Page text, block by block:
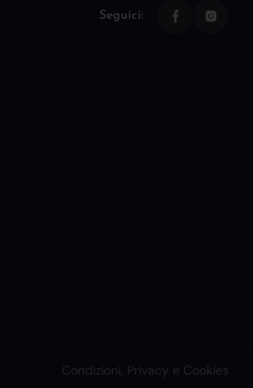
Seguici:
Condizioni, Privacy e Cookies